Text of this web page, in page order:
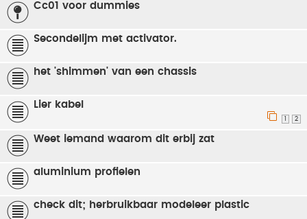
Cc01 voor dummies
Secondelijm met activator.
het 'shimmen' van een chassis
Lier kabel
2
Weet iemand waarom dit erbij zat
aluminium profielen
check dit; herbruikbaar modeleer plastic